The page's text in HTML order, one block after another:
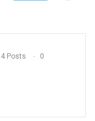
Posts 0